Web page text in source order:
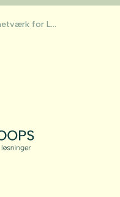
UP CLOSE - et netværk for Loop Closers (Internationalisering)